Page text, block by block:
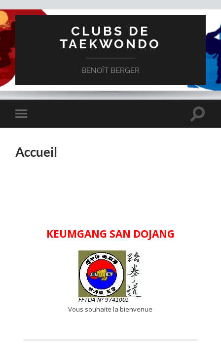
CLUBS DE
TAEKWONDO
BENOÎT BERGER
Toggle
mobile
Toggle
Accueil
KEUMGANG SAN DOJANG
Vous souhaite la bienvenue